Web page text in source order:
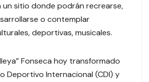
sitio donde podrán recrearse,
o contemplar
deportivas, musicales.
Fonseca hoy transformado
Deportivo Internacional (CDI) y